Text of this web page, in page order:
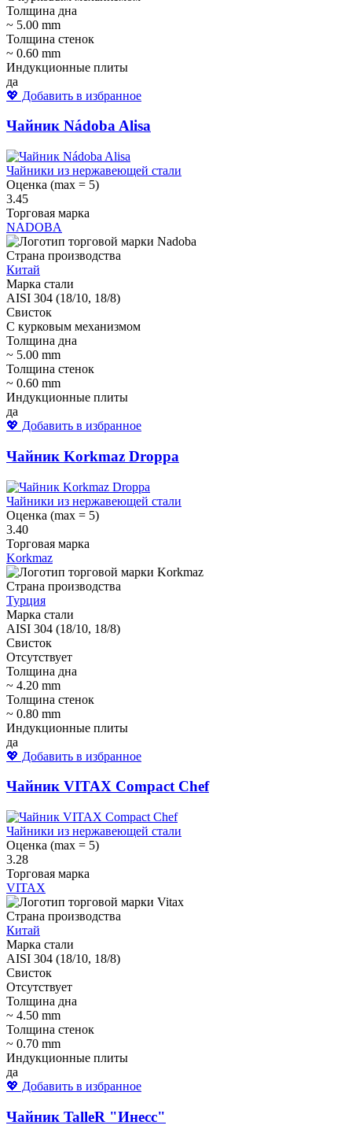
Толщина дна
~ 5.00 mm
Толщина стенок
~ 0.60 mm
Индукционные плиты
да
💖 Добавить в избранное
Чайник Nádoba Alisa
Чайники из нержавеющей стали
Оценка (max = 5)
3.45
Торговая марка
NADOBA
Страна производства
Китай
Марка стали
AISI 304 (18/10, 18/8)
Свисток
С курковым механизмом
Толщина дна
~ 5.00 mm
Толщина стенок
~ 0.60 mm
Индукционные плиты
да
💖 Добавить в избранное
Чайник Korkmaz Droppa
Чайники из нержавеющей стали
Оценка (max = 5)
3.40
Торговая марка
Korkmaz
Страна производства
Турция
Марка стали
AISI 304 (18/10, 18/8)
Свисток
Отсутствует
Толщина дна
~ 4.20 mm
Толщина стенок
~ 0.80 mm
Индукционные плиты
да
💖 Добавить в избранное
Чайник VITAX Compact Chef
Чайники из нержавеющей стали
Оценка (max = 5)
3.28
Торговая марка
VITAX
Страна производства
Китай
Марка стали
AISI 304 (18/10, 18/8)
Свисток
Отсутствует
Толщина дна
~ 4.50 mm
Толщина стенок
~ 0.70 mm
Индукционные плиты
да
💖 Добавить в избранное
Чайник TalleR "Инесс"